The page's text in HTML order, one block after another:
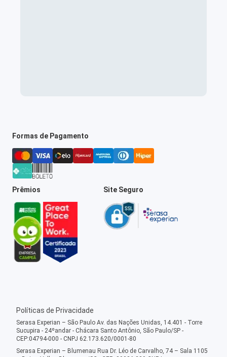
Formas de Pagamento
Prêmios Site Seguro
Políticas de Privacidade
Serasa Experian – São Paulo Av. das Nações Unidas, 14.401 - Torre
Sucupira - 24ºandar - Chácara Santo Antônio, São Paulo/SP -
CEP:04794-000 - CNPJ 62.173.620/0001-80
Serasa Experian – Blumenau Rua Dr. Léo de Carvalho, 74 – Sala 1105